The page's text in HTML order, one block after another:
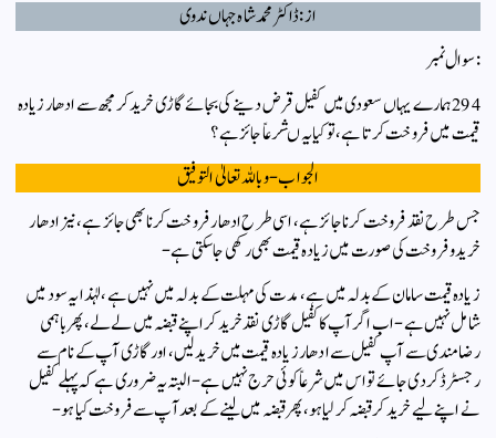
از: ڈاکٹر محمد شاہ جہاں ندوی
:سوال نمبر
294ہمارے یہاں سعودی میں کفیل قرض دینے کی بجائے گاڑی خرید کر مجھ سے ادھار زیادہ
قیمت میں فروخت کرتا ہے، تو کیا یہ ںشرعاً جائز ہے؟
الجواب-و باللہ تعالیٰ التوفیق
جس طرح نقد فروخت کرنا جائز ہے، اسی طرح ادھار فروخت کرنا بھی جائز ہے، نیز ادھار
خرید و فروخت کی صورت میں زیادہ قیمت بھی رکھی جا سکتی ہے-
زیادہ قیمت سامان کے بدلہ میں ہے، مدت کی مہلت کے بدلہ میں نہیں ہے، لہٰذا یہ سود میں
شامل نہیں ہے-اب اگر آپ کا کفیل گاڑی نقد خرید کر اپنے قبضہ میں لے لے، پھر باہمی
رضامندی سے آپ کفیل سے ادھار زیادہ قیمت میں خرید لیں، اور گاڑی آپ کے نام سے
رجسٹرڈ کردی جائے تو اس میں شرعاً کوئی حرج نہیں ہے- البتہ یہ ضروری ہے کہ پہلے کفیل
نے اپنے لیے خرید کر قبضہ کرلیا ہو، پھر قبضہ میں لینے کے بعد آپ سے فروخت کیا ہو-